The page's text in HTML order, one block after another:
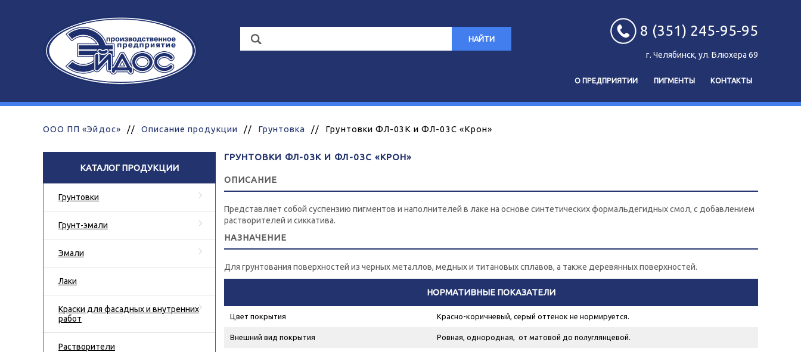
НАЙТИ 8 (351) 245-95-95
г. Челябинск, ул. Блюхера 69
О ПРЕДПРИЯТИИ ПИГМЕНТЫ КОНТАКТЫ
ООО ПП «Эйдос» // Описание продукции // Грунтовка // Грунтовки ФЛ-03К и ФЛ-03С «Крон»
КАТАЛОГ ПРОДУКЦИИ
Грунтовки
Грунт-эмали
Эмали
Лаки
Краски для фасадных и внутренних
работ
Растворители
ГРУНТОВКИ ФЛ-03К И ФЛ-03С «КРОН»
ОПИСАНИЕ
Представляет собой суспензию пигментов и наполнителей в лаке на основе синтетических формальдегидных смол, с добавлением
растворителей и сиккатива.
НАЗНАЧЕНИЕ
Для грунтования поверхностей из черных металлов, медных и титановых сплавов, а также деревянных поверхностей.
НОРМАТИВНЫЕ ПОКАЗАТЕЛИ
Цвет покрытия Красно-коричневый, серый оттенок не нормируется.
Внешний вид покрытия Ровная, однородная, от матовой до полуглянцевой.